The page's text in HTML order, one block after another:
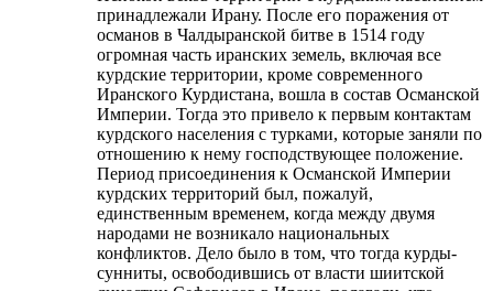
принадлежали Ирану. После его поражения от
османов в Чалдыранской битве в 1514 году
огромная часть иранских земель, включая все
курдские территории, кроме современного
Иранского Курдистана, вошла в состав Османской
Империи. Тогда это привело к первым контактам
курдского населения с турками, которые заняли по
отношению к нему господствующее положение.
Период присоединения к Османской Империи
курдских территорий был, пожалуй,
единственным временем, когда между двумя
народами не возникало национальных
конфликтов. Дело было в том, что тогда курды-
сунниты, освободившись от власти шиитской